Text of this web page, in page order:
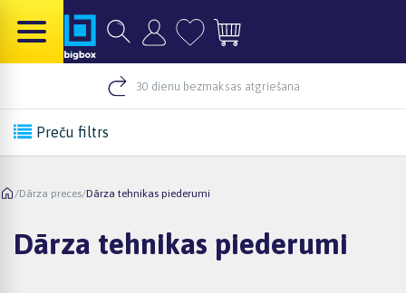
30 dienu bezmaksas atgriešana
Preču filtrs
/Dārza preces/Dārza tehnikas piederumi
Dārza tehnikas piederumi